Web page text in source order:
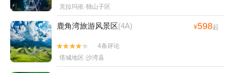
克拉玛依·独山子区
鹿角湾旅游风景区(4A) ¥598起


4条评论
塔城地区·沙湾县